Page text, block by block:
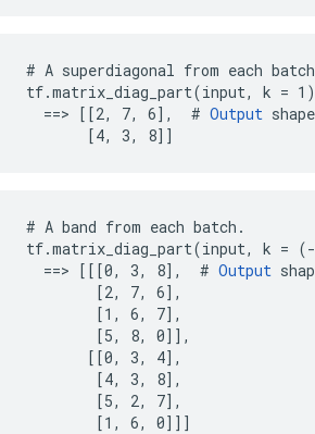
# A superdiagonal from each
tf.matrix_diag_part(input, k = 1)
  ==> [[2, 7, 6],  #
Output
       [4, 3, 8]]
# A band from each batch.
tf.matrix_diag_part(input, k =
  ==> [[[0, 3, 8],  #
Output
        [2, 7, 6],
        [1, 6, 7],
        [5, 8, 0]],
       [[0, 3, 4],
        [4, 3, 8],
        [5, 2, 7],
        [1, 6, 0]]]